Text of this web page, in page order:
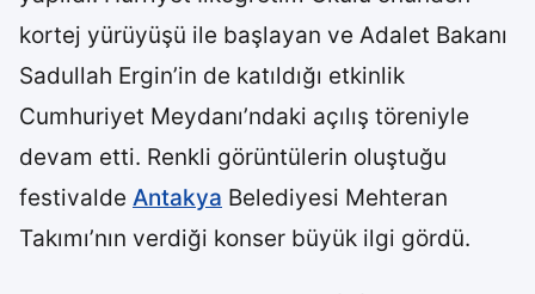
kortej yürüyüşü ile başlayan ve Adalet Bakanı
Sadullah Ergin’in de katıldığı etkinlik
Cumhuriyet Meydanı’ndaki açılış töreniyle
devam etti. Renkli görüntülerin oluştuğu
festivalde Antakya Belediyesi Mehteran
Takımı’nın verdiği konser büyük ilgi gördü.